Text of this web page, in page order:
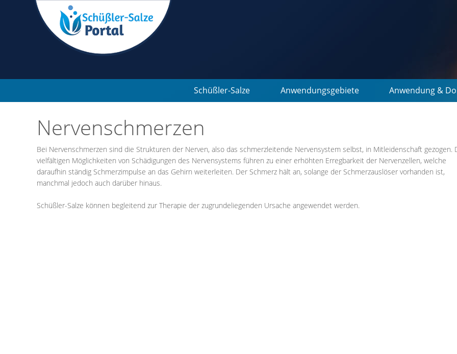
Schüßler-Salze Anwendungsgebiete Anwendung &
Nervenschmerzen
Bei Nervenschmerzen sind die Strukturen der Nerven, also das schmerzleitende Nervensystem selbst, in Mitleidenschaft gezogen.
vielfältigen Möglichkeiten von Schädigungen des Nervensystems führen zu einer erhöhten Erregbarkeit der Nervenzellen, welche
daraufhin ständig Schmerzimpulse an das Gehirn weiterleiten. Der Schmerz hält an, solange der Schmerzauslöser vorhanden ist,
manchmal jedoch auch darüber hinaus.
Schüßler-Salze können begleitend zur Therapie der zugrundeliegenden Ursache angewendet werden.